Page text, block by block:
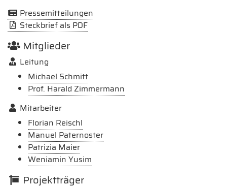
Pressemitteilungen
Steckbrief als PDF
Mitglieder
Leitung
Michael Schmitt
Prof. Harald Zimmermann
Mitarbeiter
Florian Reischl
Manuel Paternoster
Patrizia Maier
Weniamin Yusim
Projektträger